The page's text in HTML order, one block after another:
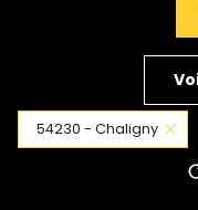
54230 - Chaligny